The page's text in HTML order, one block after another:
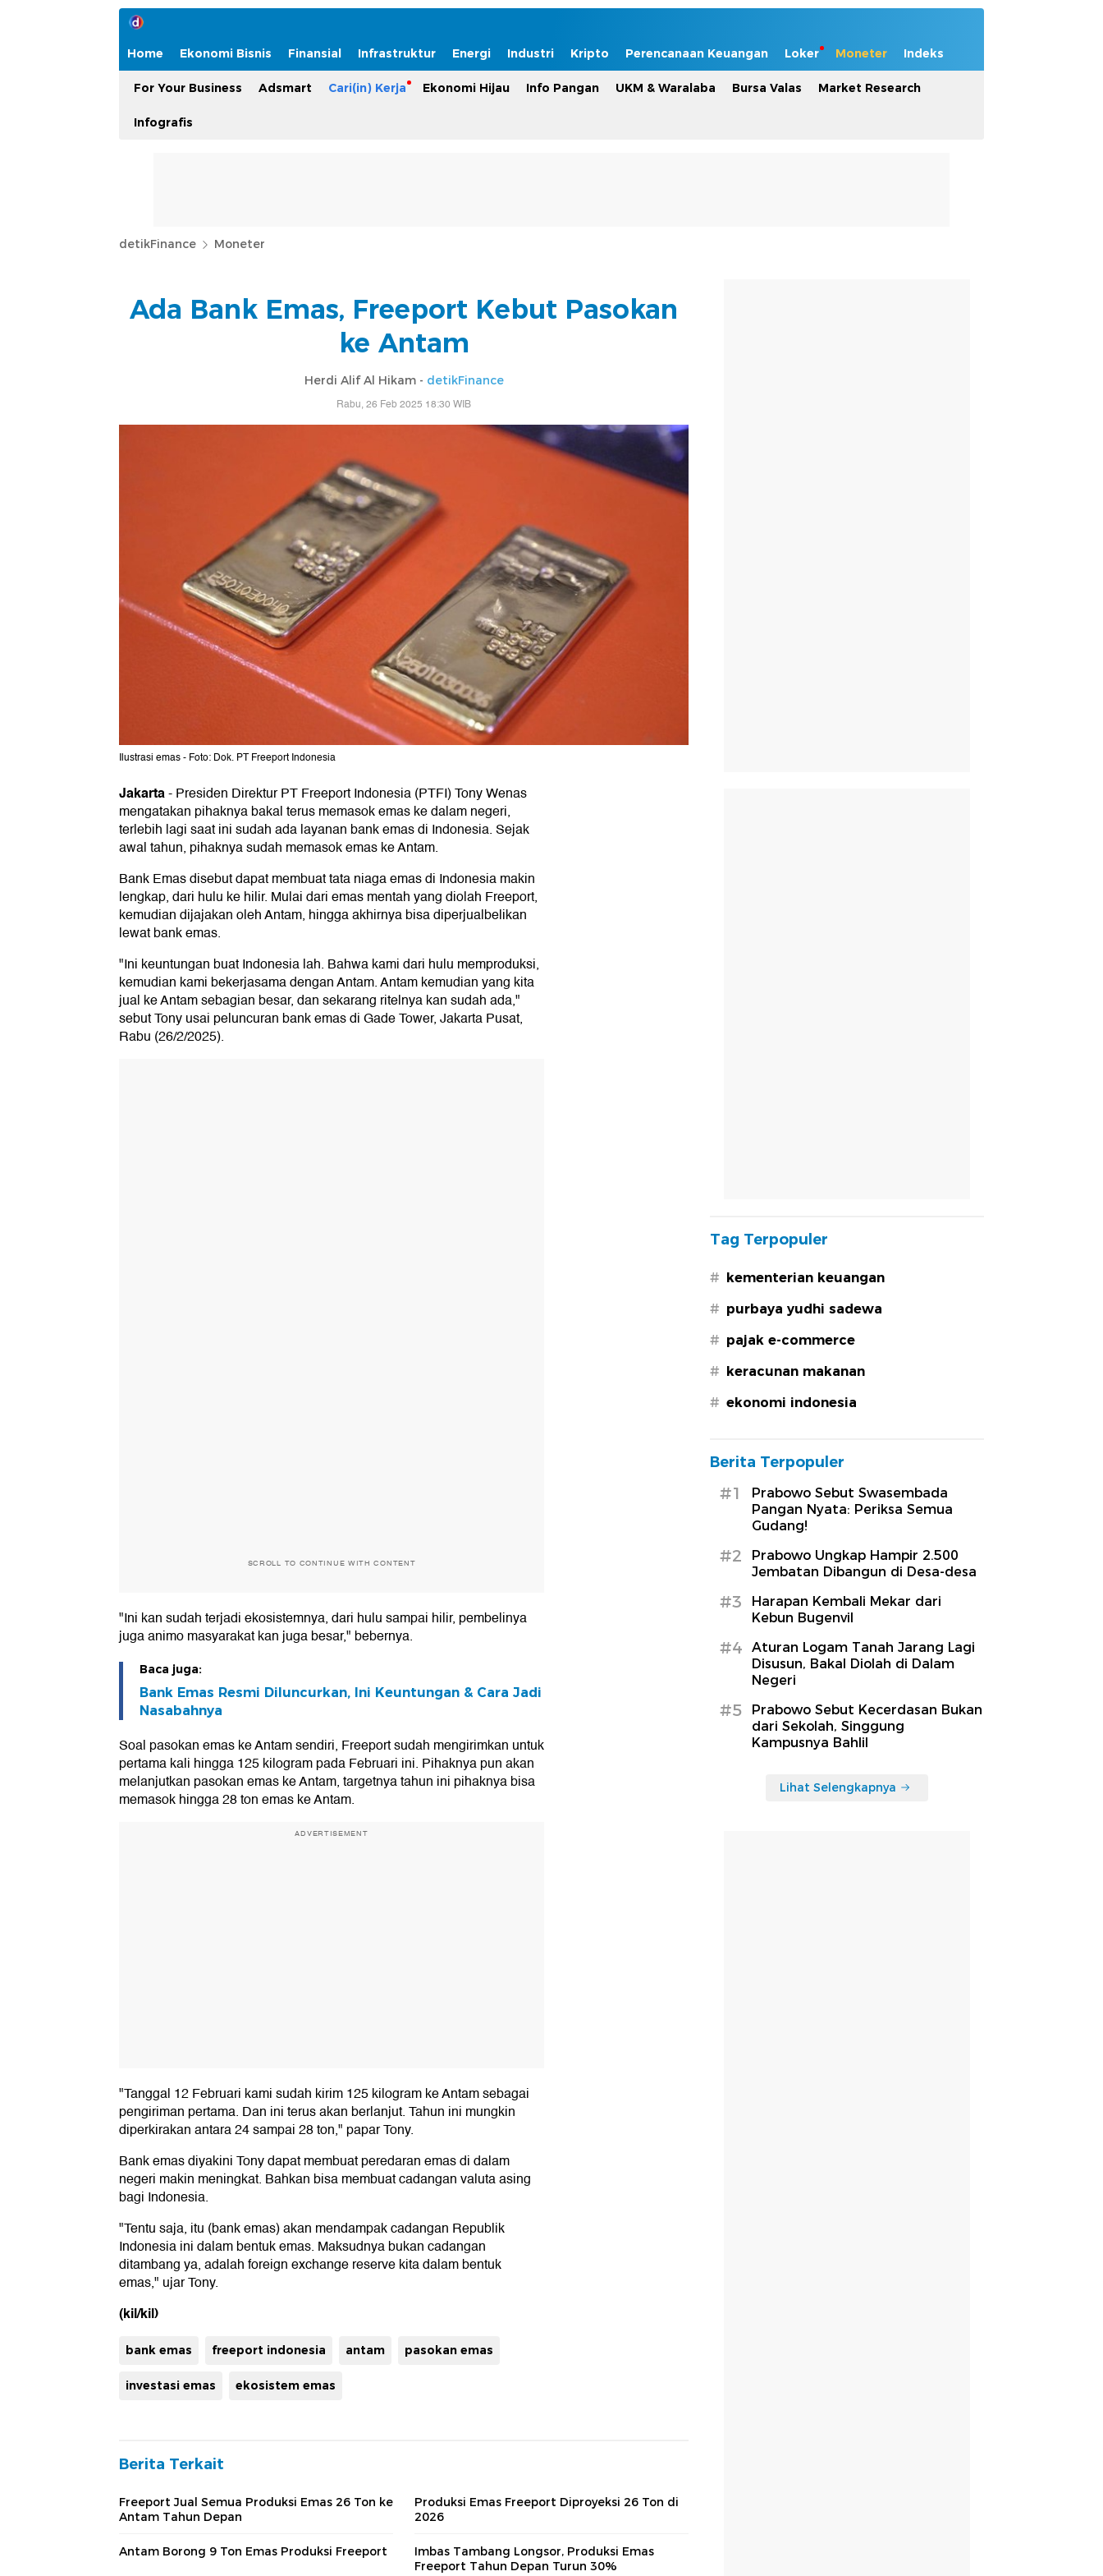
Home Ekonomi Bisnis Finansial Infrastruktur Energi Industri Kripto Perencanaan Keuangan Loker Moneter Indeks
For Your Business Adsmart Cari(in) Kerja Ekonomi Hijau Info Pangan UKM & Waralaba Bursa Valas Market Research
Infografis
detikFinance Moneter
Ada Bank Emas, Freeport Kebut Pasokan
ke Antam
Herdi Alif Al Hikam - detikFinance
Rabu, 26 Feb 2025 18:30 WIB
Ilustrasi emas - Foto: Dok. PT Freeport Indonesia
Jakarta-Presiden Direktur PT Freeport Indonesia (PTFI) Tony Wenas
mengatakan pihaknya bakal terus memasok emas ke dalam negeri,
terlebih lagi saat ini sudah ada layanan bank emas di Indonesia. Sejak
awal tahun, pihaknya sudah memasok emas ke Antam.
Bank Emas disebut dapat membuat tata niaga emas di Indonesia makin
lengkap, dari hulu ke hilir. Mulai dari emas mentah yang diolah Freeport,
kemudian dijajakan oleh Antam, hingga akhirnya bisa diperjualbelikan
lewat bank emas.
"Ini keuntungan buat Indonesia lah. Bahwa kami dari hulu memproduksi,
kemudian kami bekerjasama dengan Antam. Antam kemudian yang kita
jual ke Antam sebagian besar, dan sekarang ritelnya kan sudah ada,"
sebut Tony usai peluncuran bank emas di Gade Tower, Jakarta Pusat,
Rabu (26/2/2025).
SCROLL TO CONTINUE WITH CONTENT
"Ini kan sudah terjadi ekosistemnya, dari hulu sampai hilir, pembelinya
juga animo masyarakat kan juga besar," bebernya.
Baca juga:
Bank Emas Resmi Diluncurkan, Ini Keuntungan & Cara Jadi
Nasabahnya
Soal pasokan emas ke Antam sendiri, Freeport sudah mengirimkan untuk
pertama kali hingga 125 kilogram pada Februari ini. Pihaknya pun akan
melanjutkan pasokan emas ke Antam, targetnya tahun ini pihaknya bisa
memasok hingga 28 ton emas ke Antam.
ADVERTISEMENT
"Tanggal 12 Februari kami sudah kirim 125 kilogram ke Antam sebagai
pengiriman pertama. Dan ini terus akan berlanjut. Tahun ini mungkin
diperkirakan antara 24 sampai 28 ton," papar Tony.
Bank emas diyakini Tony dapat membuat peredaran emas di dalam
negeri makin meningkat. Bahkan bisa membuat cadangan valuta asing
bagi Indonesia.
"Tentu saja, itu (bank emas) akan mendampak cadangan Republik
Indonesia ini dalam bentuk emas. Maksudnya bukan cadangan
ditambang ya, adalah foreign exchange reserve kita dalam bentuk
emas," ujar Tony.
(kil/kil)
bank emas freeport indonesia antam pasokan emas
investasi emas ekosistem emas
Berita Terkait
Freeport Jual Semua Produksi Emas 26 Ton ke
Antam Tahun Depan
Produksi Emas Freeport Diproyeksi 26 Ton di
2026
Antam Borong 9 Ton Emas Produksi Freeport
Imbas Tambang Longsor, Produksi Emas
Freeport Tahun Depan Turun 30%
Tag Terpopuler
# kementerian keuangan
# purbaya yudhi sadewa
# pajak e-commerce
# keracunan makanan
# ekonomi indonesia
Berita Terpopuler
#1
Prabowo Sebut Swasembada
Pangan Nyata: Periksa Semua
Gudang!
#2
Prabowo Ungkap Hampir 2.500
Jembatan Dibangun di Desa-desa
#3
Harapan Kembali Mekar dari
Kebun Bugenvil
#4
Aturan Logam Tanah Jarang Lagi
Disusun, Bakal Diolah di Dalam
Negeri
#5
Prabowo Sebut Kecerdasan Bukan
dari Sekolah, Singgung
Kampusnya Bahlil
Lihat Selengkapnya